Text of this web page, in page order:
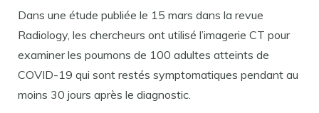
Dans une étude publiée le 15 mars dans la revue
Radiology, les chercheurs ont utilisé l’imagerie CT pour
examiner les poumons de 100 adultes atteints de
COVID-19 qui sont restés symptomatiques pendant au
moins 30 jours après le diagnostic.